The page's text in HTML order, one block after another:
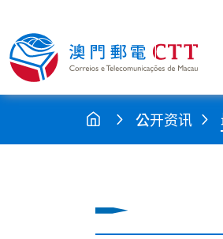
公开资讯